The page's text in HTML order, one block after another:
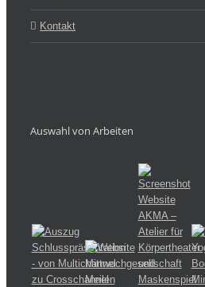
Kontakt
Auswahl von Arbeiten